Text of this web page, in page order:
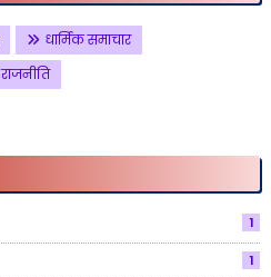
धार्मिक समाचार
राजनीति
1
1